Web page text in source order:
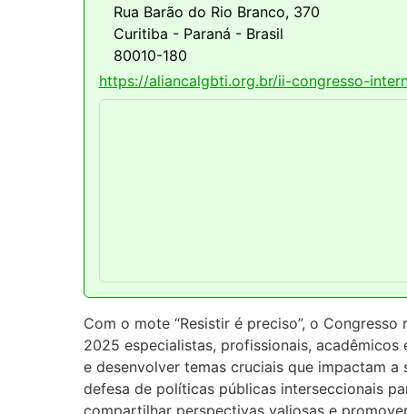
Rua Barão do Rio Branco, 370
Curitiba - Paraná - Brasil
80010-180
https://aliancalgbti.org.br/ii-congresso-
Com o mote “Resistir é preciso”, o
2025 especialistas, profissionais,
e desenvolver temas cruciais que impactam
defesa de políticas públicas interseccionais
compartilhar perspectivas valiosas e